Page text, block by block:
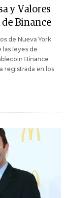
y Valores
Binance
de Nueva York
leyes de
Binance
registrada en los